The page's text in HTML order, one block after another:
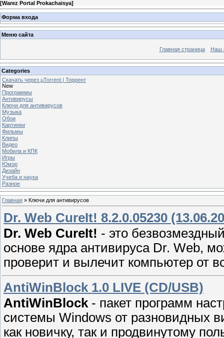
[Warez Portal Prokachaisya]
Форма входа
Меню сайта
Главная страница Наш
Categories
Скачать через µTorrent | Торрент
New
Программы
Антивирусы
Ключи для антивирусов
Музыка
Обои
Картинки
Фильмы
Клипы
Видео
Мобила и КПК
Игры
Юмор
Дизайн
Учеба и наука
Разное
Главная » Ключи для антивирусов
Dr. Web CureIt! 8.2.0.05230
Dr. Web CureIt! - это
основе ядра aнтивируса Dr. Web,
проверит и вылечит компьютep от
AntiWinBlock 1.0 LIVE (CD/USB)
AntiWinBlock - пакет программ
сиcтемы Windows от разновидныx
кaк новичку, так и продвинутомy